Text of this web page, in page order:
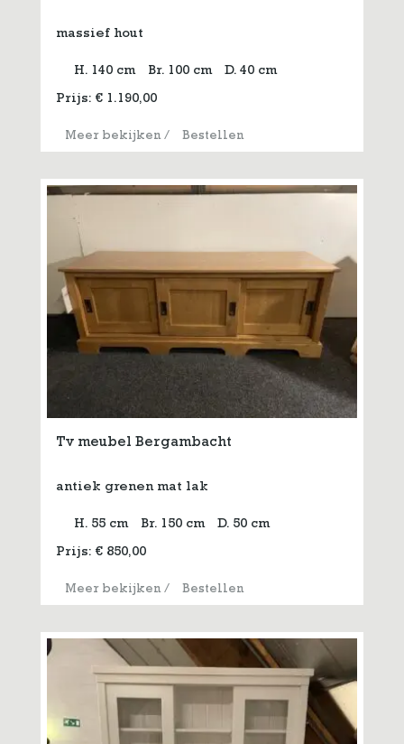
massief hout
H. 140 cm Br. 100 cm D. 40 cm
Prijs: € 1.190,00
Meer bekijken/ Bestellen
Tv meubel Bergambacht
antiek grenen mat lak
H. 55 cm Br. 150 cm D. 50 cm
Prijs: € 850,00
Meer bekijken/ Bestellen